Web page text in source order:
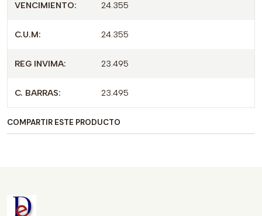
VENCIMIENTO: 24.355
C.U.M: 24.355
REG INVIMA: 23.495
C. BARRAS: 23.495
COMPARTIR ESTE PRODUCTO